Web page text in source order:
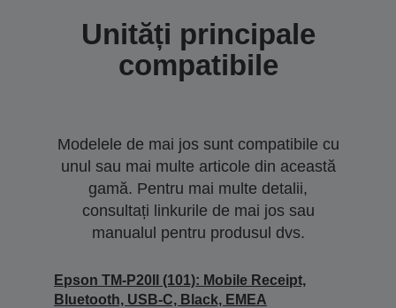
Unități principale
compatibile
Modelele de mai jos sunt compatibile cu
unul sau mai multe articole din această
gamă. Pentru mai multe detalii,
consultați linkurile de mai jos sau
manualul pentru produsul dvs.
Epson TM-P20II (101): Mobile Receipt,
Bluetooth, USB-C, Black, EMEA